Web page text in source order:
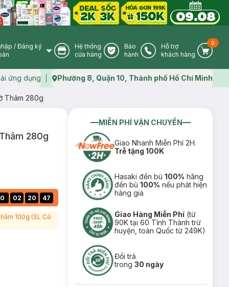
User Icon
/ Đăng ký
Store Icon
Hệ thống
cửa hàng
Warranty Icon
Bảo
hành
Phone Icon
Hỗ trợ
khách hàng
Cart
0
ứng dụng Map icon
Phường 8, Quận 10, Thành phố Hồ Chí Minh
Thâm 280g
280g
0 : 02 : 20 : 46
100g (SL Có
MIỄN PHÍ VẬN CHUYỂN
Giao Nhanh Miễn Phí 2H.
Trễ tặng 100K
Hasaki đền bù100% hãng
đền bù100% nếu phát hiện
hàng giả
Giao Hàng Miễn Phí (từ
90K tại 60 Tỉnh Thành trừ
huyện, toàn Quốc từ 249K)
Đổi trả
trong30 ngày